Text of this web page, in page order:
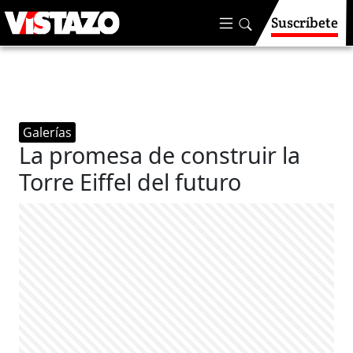
Suscríbete
Galerías
La promesa de construir la
Torre Eiffel del futuro